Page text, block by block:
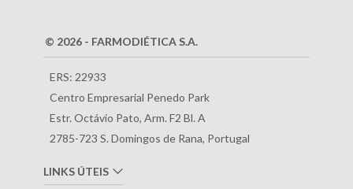
© 2026 - FARMODIÉTICA S.A.
ERS: 22933
Centro Empresarial Penedo Park
Estr. Octávio Pato, Arm. F2 Bl. A
2785-723 S. Domingos de Rana, Portugal
LINKS ÚTEIS